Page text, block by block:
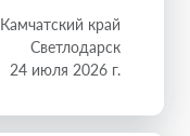
Камчатский край
Светлодарск
24 июля 2026 г.